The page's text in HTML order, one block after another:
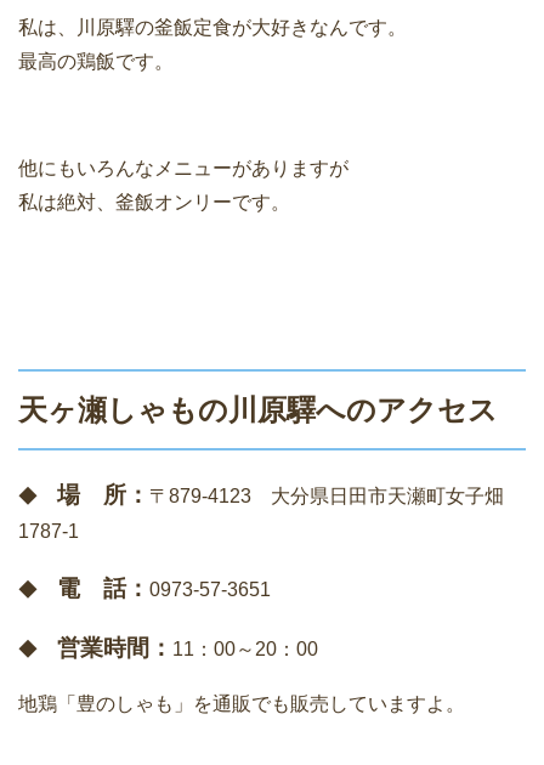
私は、川原驛の釜飯定食が大好きなんです。
最高の鶏飯です。
他にもいろんなメニューがありますが
私は絶対、釜飯オンリーです。
天ヶ瀬しゃもの川原驛へのアクセス
◆場 所： 〒879-4123 大分県日田市天瀬町女子畑
1787-1
◆ 電 話： 0973-57-3651
◆ 営業時間： 11：00～20：00
地鶏「豊のしゃも」を通販でも販売していますよ。